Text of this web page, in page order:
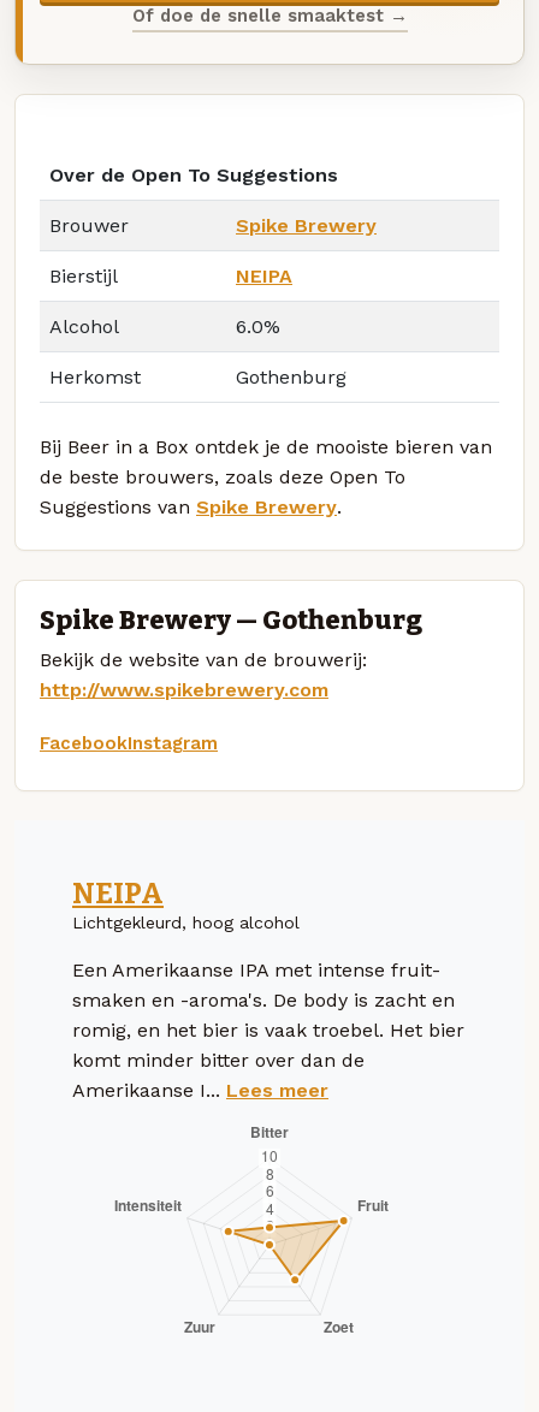
Of doe de snelle smaaktest →
Over de Open To Suggestions
Brouwer Spike Brewery
Bierstijl NEIPA
Alcohol 6.0%
Herkomst Gothenburg
Bij Beer in a Box ontdek je de mooiste bieren van
de beste brouwers, zoals deze Open To
Suggestions van Spike Brewery.
Spike Brewery — Gothenburg
Bekijk de website van de brouwerij:
http://www.spikebrewery.com
FacebookInstagram
NEIPA
Lichtgekleurd, hoog alcohol
Een Amerikaanse IPA met intense fruit-
smaken en -aroma's. De body is zacht en
romig, en het bier is vaak troebel. Het bier
komt minder bitter over dan de
Amerikaanse I... Lees meer